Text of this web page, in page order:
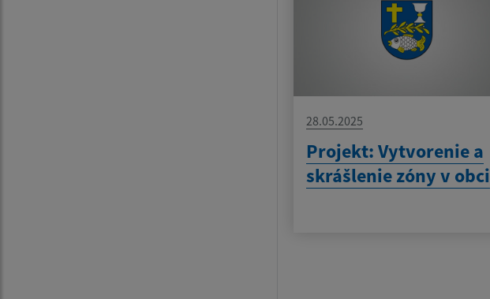
28.05.2025
Projekt: Vytvorenie a
skrášlenie zóny v obci